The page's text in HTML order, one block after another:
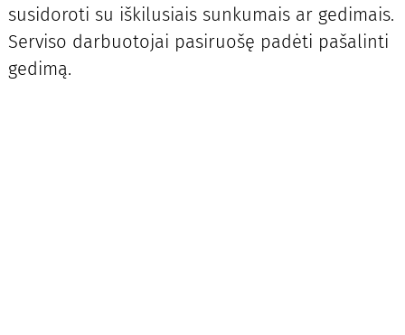
susidoroti su iškilusiais sunkumais ar gedimais.
Serviso darbuotojai pasiruošę padėti pašalinti
gedimą.